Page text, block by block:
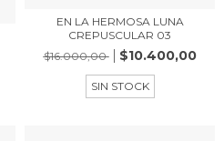
EN LA HERMOSA LUNA
CREPUSCULAR 03
$16.000,00
$10.400,00
SIN STOCK